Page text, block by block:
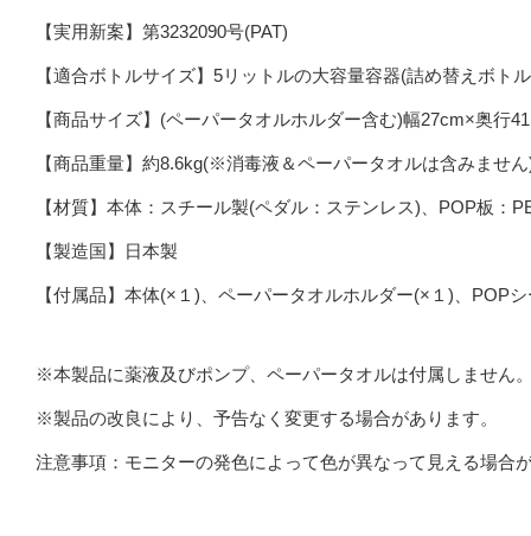
【実用新案】第3232090号(PAT)
【適合ボトルサイズ】5リットルの大容量容器(詰め替えボ
【商品サイズ】(ペーパータオルホルダー含む)幅27cm×奥行
【商品重量】約8.6kg(※消毒液＆ペーパータオルは含みませ
【材質】本体：スチール製(ペダル：ステンレス)、POP板：
【製造国】日本製
【付属品】本体(×１)、ペーパータオルホルダー(×１)、POP
※本製品に薬液及びポンプ、ペーパータオルは付属しません
※製品の改良により、予告なく変更する場合があります。
注意事項：モニターの発色によって色が異なって見える場合